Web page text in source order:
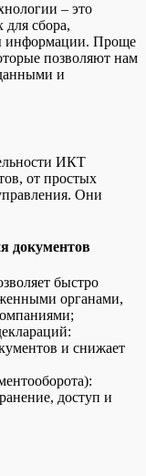
– это
для сбора,
информации. Проще
позволяют нам
и
ИКТ
от простых
Они
документов
быстро
органами,
и снижает
доступ и